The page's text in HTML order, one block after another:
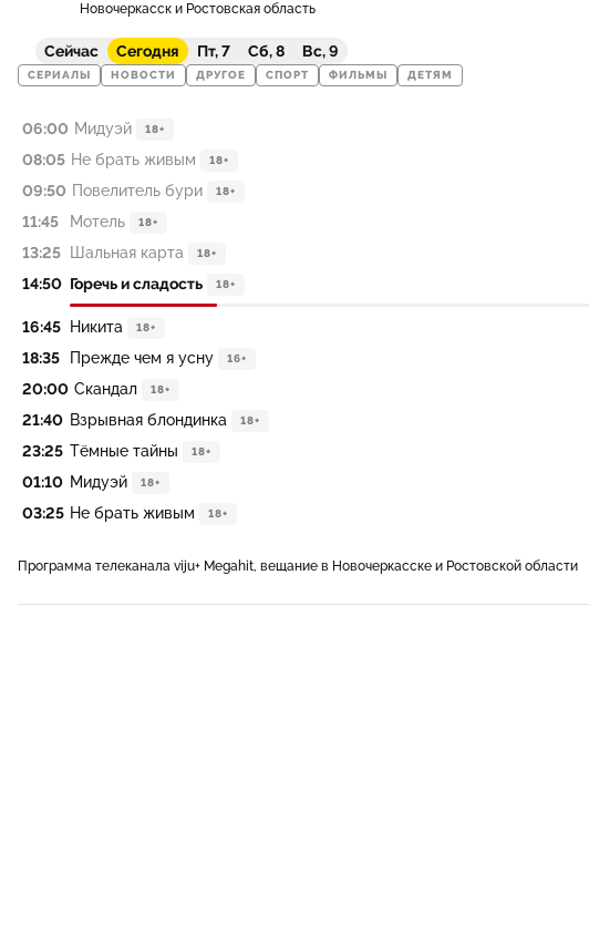
Новочеркасск и Ростовская область
Сейчас Сегодня Пт, 7 Сб, 8 Вс, 9
СЕРИАЛЫ НОВОСТИ ДРУГОЕ СПОРТ ФИЛЬМЫ ДЕТЯМ
06:00 Мидуэй 18+
08:05 Не брать живым 18+
09:50 Повелитель бури 18+
11:45 Мотель 18+
13:25 Шальная карта 18+
14:50 Горечь и сладость 18+
16:45 Никита 18+
18:35 Прежде чем я усну 16+
20:00 Скандал 18+
21:40 Взрывная блондинка 18+
23:25 Тёмные тайны 18+
01:10 Мидуэй 18+
03:25 Не брать живым 18+
Программа телеканала viju+ Megahit, вещание в Новочеркасске и Ростовской области